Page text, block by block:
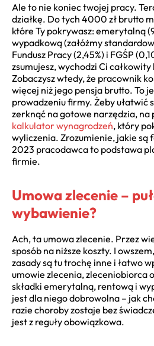
Ale to nie koniec twojej pracy.
działkę. Do tych 4000 zł brutto
które Ty pokrywasz: emerytalną
wypadkową (załóżmy
Fundusz Pracy (2,45%) i FGŚP
zsumujesz, wychodzi Ci
Zobaczysz wtedy, że pracownik
więcej niż jego pensja brutto. To
prowadzeniu firmy. Żeby ułatwić
zerknąć na gotowe narzędzia, na
kalkulator wynagrodzeń, który
wyliczenia. Zrozumienie, jakie są
2023 pracodawca to podstawa
firmie.
Umowa zlecenie –
wybawienie?
Ach, ta umowa zlecenie. Przez
sposób na niższe koszty. I
zasady są tu trochę inne i łatwo
umowie zlecenia, zleceniobiorca
składki emerytalną, rentową i
jest dla niego dobrowolna – jak
razie choroby zostaje bez
jest z reguły obowiązkowa.